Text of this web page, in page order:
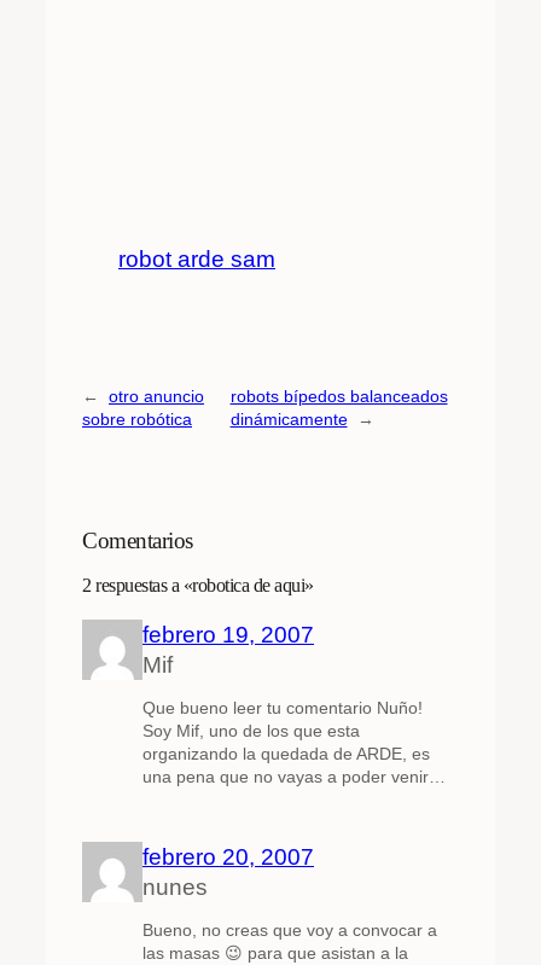
robot arde sam
←
otro anuncio
sobre robótica
robots bípedos balanceados
dinámicamente
→
Comentarios
2 respuestas a «robotica de aqui»
febrero 19, 2007
Mif
Que bueno leer tu comentario Nuño!
Soy Mif, uno de los que esta
organizando la quedada de ARDE, es
una pena que no vayas a poder venir…
febrero 20, 2007
nunes
Bueno, no creas que voy a convocar a
las masas 😉 para que asistan a la